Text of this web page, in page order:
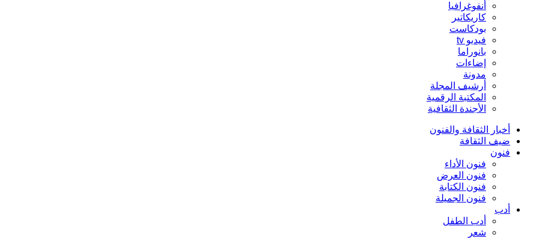
أنفوغرافيا
كاريكاتير
بودكاست
فيديو tv
بانوراما
إضاءات
مدونة
أرشيف المجلة
المكتبة الرقمية
الأجندة الثقافية
أخبار الثقافة والفنون
ضيف الثقافة
فنون
فنون الأداء
فنون العرض
فنون الكتابة
فنون الجميلة
أدب
أدب الطفل
شعر